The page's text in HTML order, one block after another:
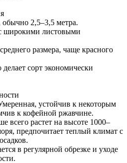
2,5–3,5 метра.
широкими листовыми
размера, чаще красного
сорт экономически
устойчив к некоторым
к кофейной ржавчине.
всего растет на высоте 1000–
предпочитает теплый климат с
в регулярной обрезке и уходе